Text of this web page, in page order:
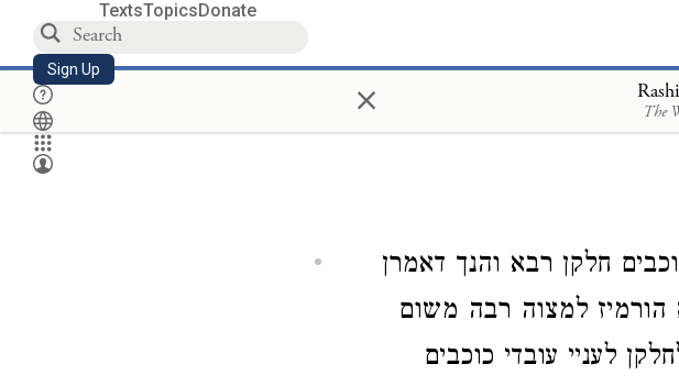
TextsTopicsDonate
Sign Up × The
חלקן רבא והנך דאמרן
למצוה רבה משום
לעניי עובדי כוכבים